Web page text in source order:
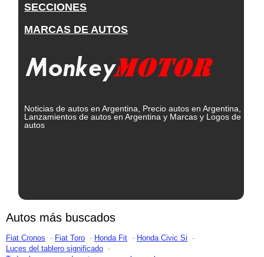
SECCIONES
MARCAS DE AUTOS
Noticias de autos en Argentina, Precio autos en Argentina,
Lanzamientos de autos en Argentina y Marcas y Logos de
autos
Autos más buscados
Fiat Cronos Fiat Toro Honda Fit
Honda Civic Si
Luces del tablero significado